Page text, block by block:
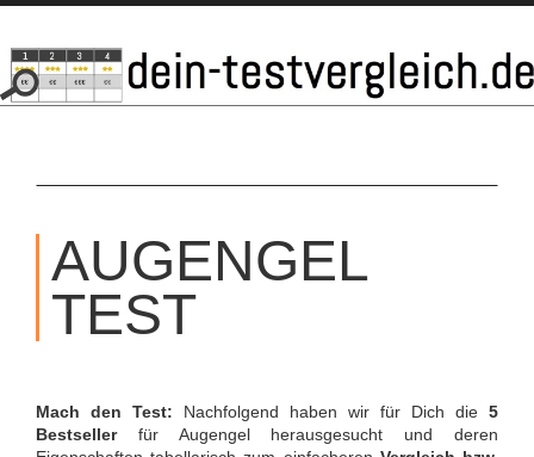
SKIP
CONTENT
AUGENGEL
TEST
Mach den Test: Nachfolgend haben wir für Dich die 5
Bestsellerfür Augengel herausgesucht und deren